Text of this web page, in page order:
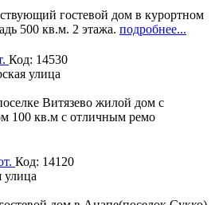
гостевой дом в курортном
500 кв.м. 2 этажа. подробнее...
Код: 14530
улица
Витязево жилой дом с
100 кв.м с отличным ремо
Код: 14120
улица